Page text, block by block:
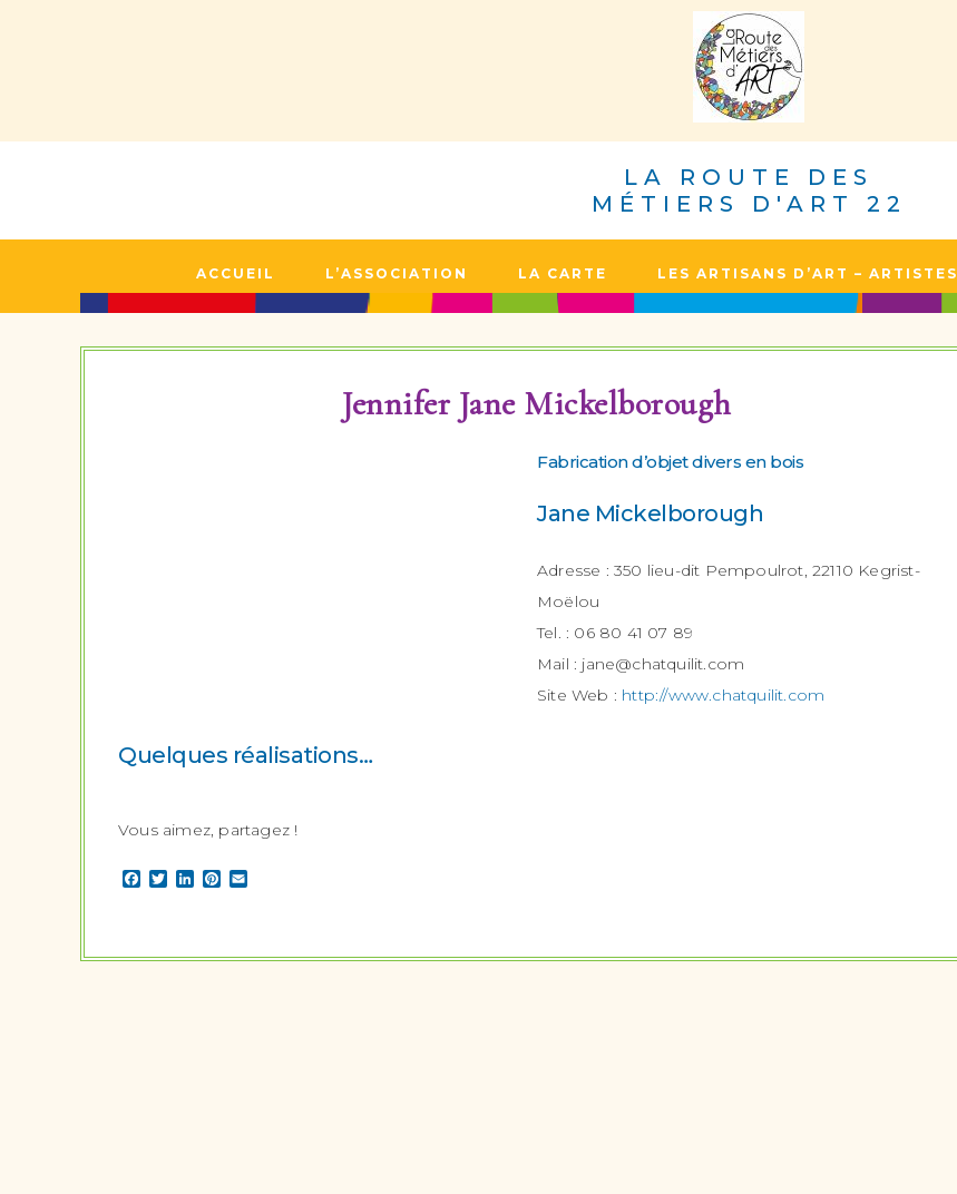
LA ROUTE DES
MÉTIERS D'ART 22
ACCUEIL L’ASSOCIATION LA CARTE LES ARTISANS D’ART – ARTISTES
Jennifer Jane Mickelborough
Fabrication d’objet divers en bois
Jane Mickelborough
Adresse : 350 lieu-dit Pempoulrot, 22110 Kegrist-
Moëlou
Tel. : 06 80 41 07 89
Mail : jane@chatquilit.com
Site Web : http://www.chatquilit.com
Quelques réalisations…
Vous aimez, partagez !
Facebook
TwitterLinkedIn
Pinterest